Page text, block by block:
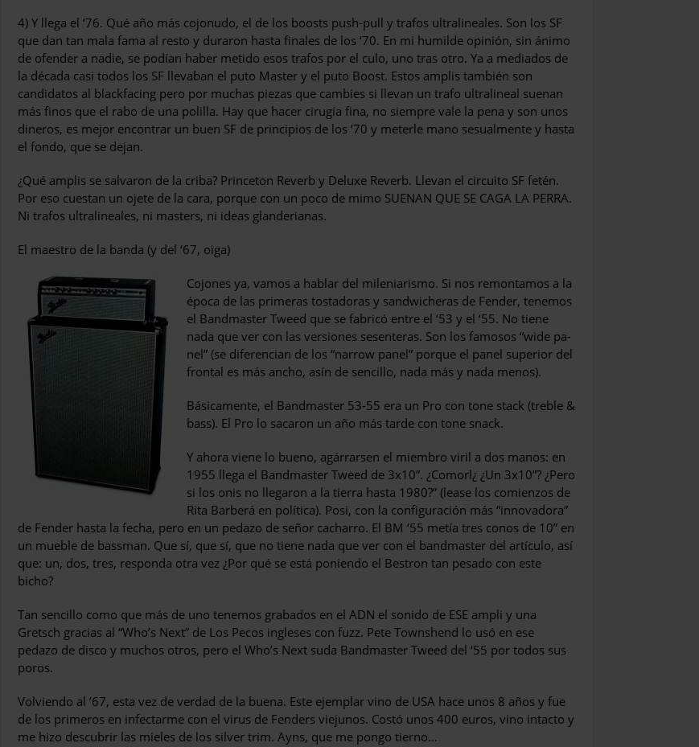
4) Y llega el ‘76. Qué año más cojonudo, el de los boosts push-pull y trafos ultralineales. Son los SF
que dan tan mala fama al resto y duraron hasta finales de los ‘70. En mi humilde opinión, sin ánimo
de ofender a nadie, se podían haber metido esos trafos por el culo, uno tras otro. Ya a mediados de
la década casi todos los SF lleva­ban el puto Master y el puto Boost. Estos amplis también son
candidatos al blackfacing pero por muchas piezas que cambies si llevan un trafo ul­tralineal suenan
más finos que el rabo de una po­lilla. Hay que hacer cirugía fina, no siempre vale la pena y son unos
dineros, es mejor encontrar un buen SF de principios de los ‘70 y meterle mano sesualmente y hasta
el fondo, que se dejan.
¿Qué amplis se salvaron de la criba? Prince­ton Reverb y Deluxe Reverb. Llevan el circuito SF fetén.
Por eso cuestan un ojete de la cara, porque con un poco de mimo SUENAN QUE SE CAGA LA PERRA.
Ni trafos ultralineales, ni masters, ni ideas glanderianas.
El maestro de la banda (y del ‘67, oiga)
Cojones ya, vamos a hablar del mileniarismo. Si nos remontamos a la
época de las primeras tostadoras y sandwicheras de Fender, tenemos
el Bandmaster Tweed que se fabricó entre el ‘53 y el ‘55. No tiene
nada que ver con las ver­siones sesenteras. Son los famosos “wide pa­
nel” (se diferencian de los “narrow panel” por­que el panel superior del
frontal es más ancho, asín de sencillo, nada más y nada menos).
Básicamente, el Bandmaster 53-55 era un Pro con tone stack (treble &
bass). El Pro lo sacaron un año más tarde con tone snack.
Y ahora viene lo bueno, agárrarsen el miem­bro viril a dos manos: en
1955 llega el Band­master Tweed de 3x10”. ¿Comorl¿ ¿Un 3x10”? ¿Pero
si los onis no llegaron a la tierra hasta 1980?” (lease los comienzos de
Rita Barberá en política). Posi, con la configuración más “in­novadora”
de Fender hasta la fecha, pero en un pedazo de señor cacharro. El BM ‘55 metía tres conos de 10” en
un mueble de bassman. Que sí, que sí, que no tiene nada que ver con el bandmaster del artículo, así
que: un, dos, tres, responda otra vez ¿Por qué se está poniendo el Bestron tan pesado con este
bicho?
Tan sencillo como que más de uno tenemos grabados en el ADN el sonido de ESE ampli y una
Gretsch gracias al “Who’s Next” de Los Pecos ingleses con fuzz. Pete Townshend lo usó en ese
pedazo de disco y muchos otros, pero el Who’s Next suda Bandmaster Tweed del ‘55 por todos sus
poros.
Volviendo al ’67, esta vez de verdad de la buena. Este ejemplar vino de USA hace unos 8 años y fue
de los primeros en infectarme con el virus de Fenders viejunos. Costó unos 400 eu­ros, vino intacto y
me hizo descubrir las mieles de los silver trim. Ayns, que me pongo tierno…